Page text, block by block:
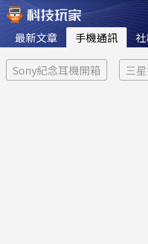
最新文章 手機通訊
Sony紀念耳機開箱 三